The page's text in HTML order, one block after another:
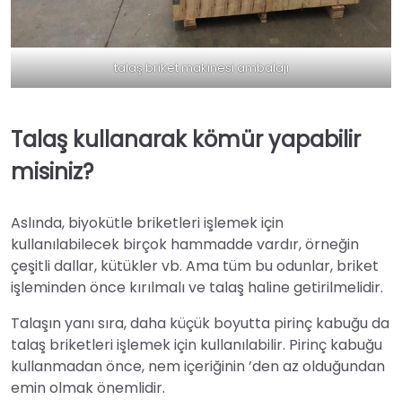
talaş briket makinesi ambalajı
Talaş kullanarak kömür yapabilir
misiniz?
Aslında, biyokütle briketleri işlemek için
kullanılabilecek birçok hammadde vardır, örneğin
çeşitli dallar, kütükler vb. Ama tüm bu odunlar, briket
işleminden önce kırılmalı ve talaş haline getirilmelidir.
Talaşın yanı sıra, daha küçük boyutta pirinç kabuğu da
talaş briketleri işlemek için kullanılabilir. Pirinç kabuğu
kullanmadan önce, nem içeriğinin ’den az olduğundan
emin olmak önemlidir.